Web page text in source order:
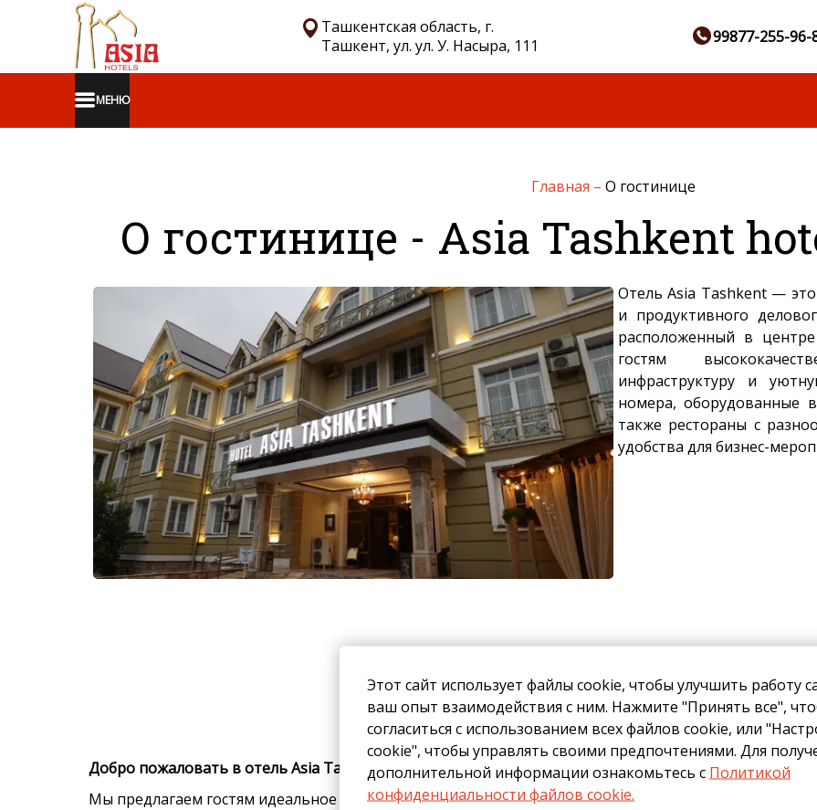
Этот сайт использует файлы cookie, чтобы улучшить работу
ваш опыт взаимодействия с ним. Нажмите "Принять все",
согласиться с использованием всех файлов cookie, или
cookie", чтобы управлять своими предпочтениями. Для
дополнительной информации ознакомьтесь с Политикой
конфиденциальности файлов cookie.
Ташкентская область, г.
Ташкент, ул. ул. У. Насыра, 111
99877-255-96-
МЕНЮ
Главная – О гостинице
О гостинице - Asia Tashkent
Отель Asia Tashkent —
и продуктивного
расположенный в
гостям
инфраструктуру и
номера, оборудованные
также рестораны с
удобства для бизнес-
Условия проживания
Добро пожаловать в отель Asia Tashkent — ваш комфортный уголок в самом сердце Ташкента!
Мы предлагаем гостям идеальное сочетание современного сервиса, уюта и удобного